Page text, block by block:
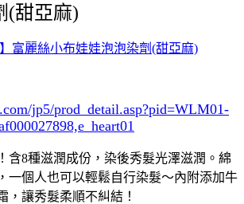
(甜亞麻)
jp5/prod_detail.asp?pid=WLM01-
含8種滋潤成份，染後秀髮光澤滋潤。綿
一個人也可以輕鬆自行染髮～內附添加牛
，讓秀髮柔順不糾結！